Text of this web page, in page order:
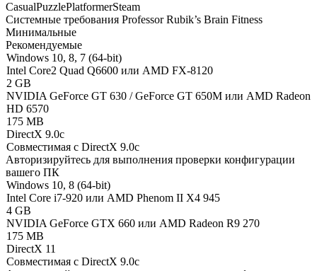
CasualPuzzlePlatformerSteam
Системные требования Professor Rubik’s Brain Fitness
Минимальные
Рекомендуемые
Windows 10, 8, 7 (64-bit)
Intel Core2 Quad Q6600 или AMD FX-8120
2 GB
NVIDIA GeForce GT 630 / GeForce GT 650M или AMD Radeon
HD 6570
175 MB
DirectX 9.0c
Совместимая с DirectX 9.0c
Авторизируйтесь для выполнения проверки конфигурации
вашего ПК
Windows 10, 8 (64-bit)
Intel Core i7-920 или AMD Phenom II X4 945
4 GB
NVIDIA GeForce GTX 660 или AMD Radeon R9 270
175 MB
DirectX 11
Совместимая с DirectX 9.0c